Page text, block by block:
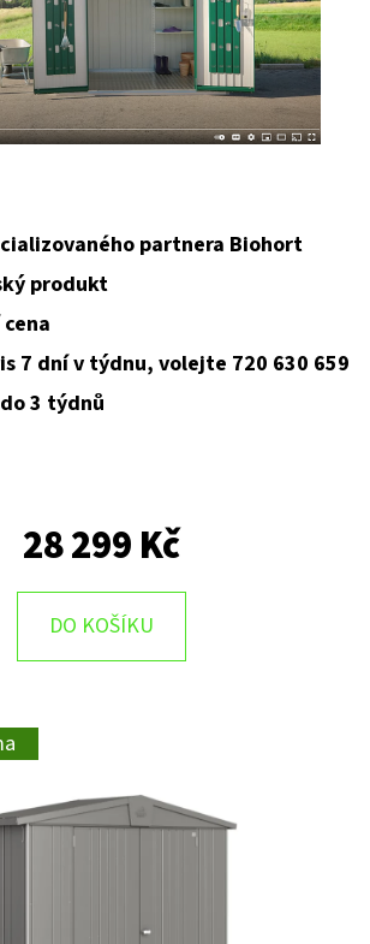
partnera Biohort
produkt
7 dní v týdnu, volejte 720 630 659
do 3 týdnů
28 299 Kč
DO KOŠÍKU